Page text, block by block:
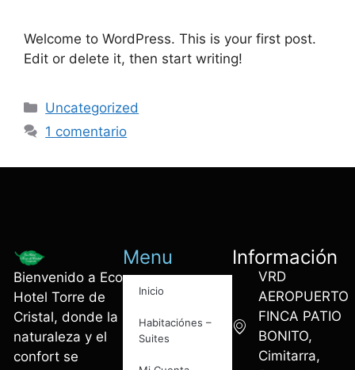
Welcome to WordPress. This is your first post.
Edit or delete it, then start writing!
Uncategorized
1 comentario
Bienvenido a Eco
Hotel Torre de
Cristal, donde la
naturaleza y el
confort se
Menu
Inicio
Habitaciónes –
Suites
Información
VRD
AEROPUERTO
FINCA PATIO
BONITO,
Cimitarra,